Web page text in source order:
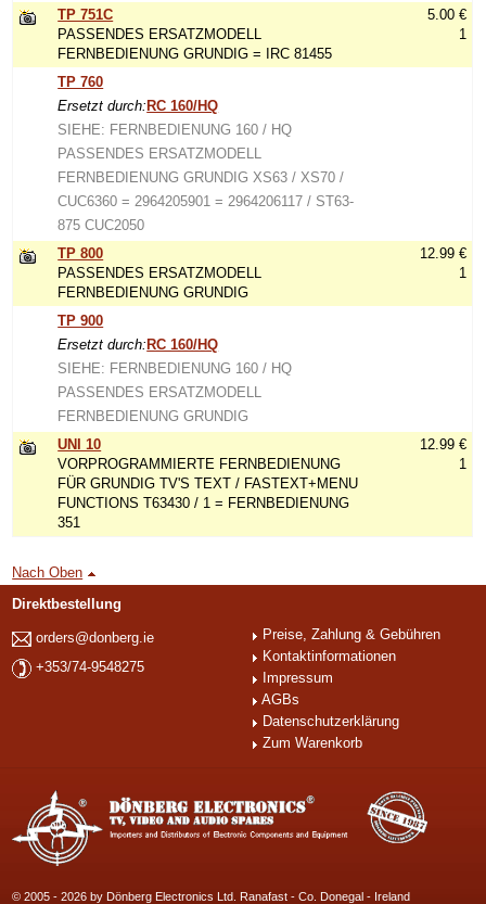
TP 751C
PASSENDES ERSATZMODELL
FERNBEDIENUNG GRUNDIG = IRC 81455
5.00 €
1
TP 760
Ersetzt durch: RC 160/HQ
SIEHE: FERNBEDIENUNG 160 / HQ
PASSENDES ERSATZMODELL
FERNBEDIENUNG GRUNDIG XS63 / XS70 /
CUC6360 = 2964205901 = 2964206117 / ST63-
875 CUC2050
TP 800
PASSENDES ERSATZMODELL
FERNBEDIENUNG GRUNDIG
12.99 €
1
TP 900
Ersetzt durch: RC 160/HQ
SIEHE: FERNBEDIENUNG 160 / HQ
PASSENDES ERSATZMODELL
FERNBEDIENUNG GRUNDIG
UNI 10
VORPROGRAMMIERTE FERNBEDIENUNG
FÜR GRUNDIG TV'S TEXT / FASTEXT+MENU
FUNCTIONS T63430 / 1 = FERNBEDIENUNG
351
12.99 €
1
Nach Oben
Direktbestellung
orders@donberg.ie
+353/74-9548275
Preise, Zahlung & Gebühren
Kontaktinformationen
Impressum
AGBs
Datenschutzerklärung
Zum Warenkorb
© 2005 - 2026 by Dönberg Electronics Ltd. Ranafast - Co. Donegal - Ireland